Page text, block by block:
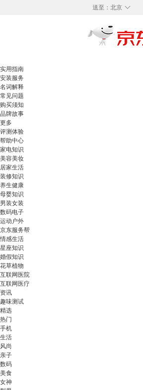
◇
送至： 北京
实用指南
安装服务
名词解释
常见问题
购买须知
品牌故事
更多
评测体验
帮助中心
家电知识
美容美妆
居家生活
装修知识
养生健康
母婴知识
男装女装
数码电子
运动户外
京东服务帮
情感生活
星座知识
婚假知识
花草植物
互联网医院
互联网医疗
资讯
趣味测试
精选
热门
手机
生活
风尚
亲子
数码
美食
女神